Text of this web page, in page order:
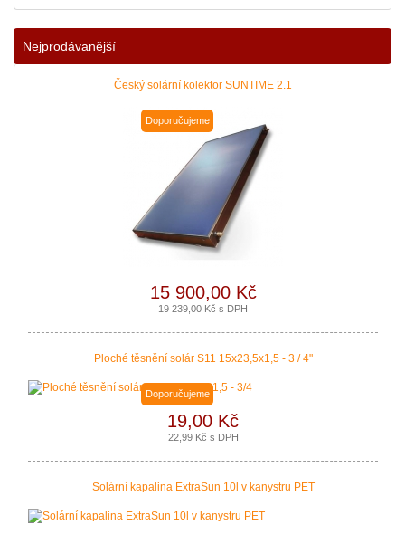
Nejprodávanější
Český solární kolektor SUNTIME 2.1
Doporučujeme
15 900,00 Kč
19 239,00 Kč s DPH
Ploché těsnění solár S11 15x23,5x1,5 - 3 / 4"
Doporučujeme
19,00 Kč
22,99 Kč s DPH
Solární kapalina ExtraSun 10l v kanystru PET